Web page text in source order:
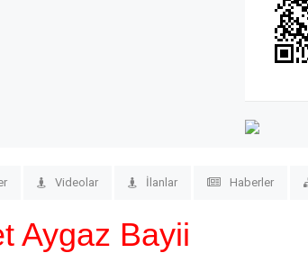
Videolar İlanlar Haberler
Aygaz Bayii